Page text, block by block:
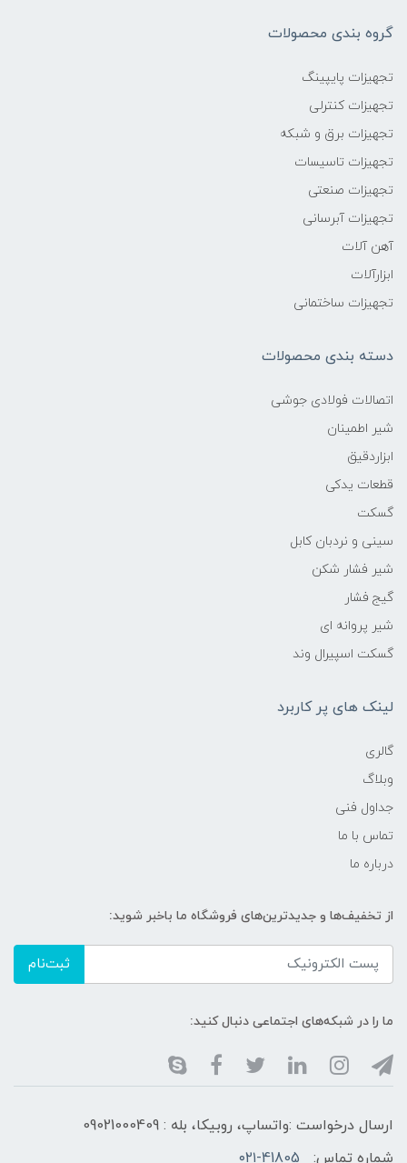
گروه بندی محصولات
تجهیزات پایپینگ
تجهیزات کنترلی
تجهیزات برق و شبکه
تجهیزات تاسیسات
تجهیزات صنعتی
تجهیزات آبرسانی
آهن آلات
ابزارآلات
تجهیزات ساختمانی
دسته بندی محصولات
اتصالات فولادی جوشی
شیر اطمینان
ابزاردقیق
قطعات یدکی
گسکت
سینی و نردبان کابل
شیر فشار شکن
گیج فشار
شیر پروانه ای
گسکت اسپیرال وند
لینک های پر کاربرد
گالری
وبلاگ
جداول فنی
تماس با ما
درباره ما
از تخفیف‌ها و جدیدترین‌های فروشگاه ما باخبر شوید:
ثبت‌نام
ما را در شبکه‌های اجتماعی دنبال کنید:
ارسال درخواست :واتساپ، روبیکا، بله : 09021000409
شماره تماس:
۰۲۱-41805